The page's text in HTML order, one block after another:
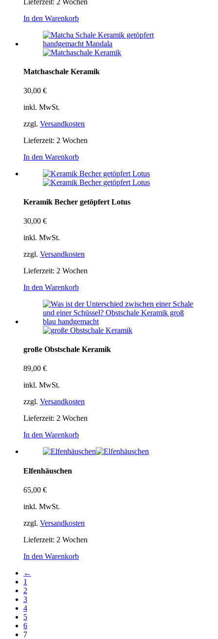
In den Warenkorb
Matchaschale Keramik
30,00 €
inkl. MwSt.
zzgl. Versandkosten
Lieferzeit: 2 Wochen
In den Warenkorb
Keramik Becher getöpfert Lotus
30,00 €
inkl. MwSt.
zzgl. Versandkosten
Lieferzeit: 2 Wochen
In den Warenkorb
große Obstschale Keramik
89,00 €
inkl. MwSt.
zzgl. Versandkosten
Lieferzeit: 2 Wochen
In den Warenkorb
Elfenhäuschen
65,00 €
inkl. MwSt.
zzgl. Versandkosten
Lieferzeit: 2 Wochen
In den Warenkorb
←
1
2
3
4
5
6
7